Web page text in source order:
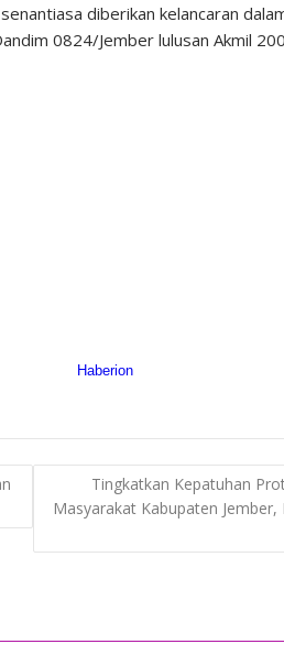
diberikan kelancaran
0824/Jember lulusan Akmil
Tingkatkan Kepatuhan
Masyarakat Kabupaten